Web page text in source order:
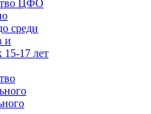
ЦФО
среди
и
17 лет